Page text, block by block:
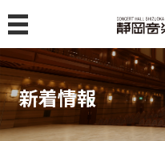
トップページ
コンサート&イベント
コンサート＆イベント
新着情報